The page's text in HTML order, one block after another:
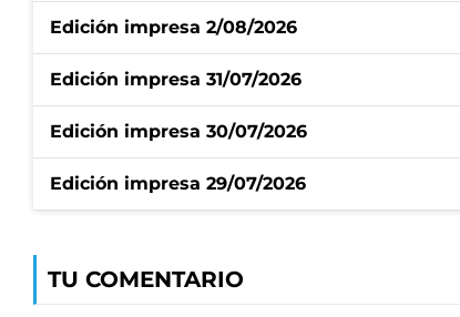
Edición impresa 2/08/2026
Edición impresa 31/07/2026
Edición impresa 30/07/2026
Edición impresa 29/07/2026
TU COMENTARIO